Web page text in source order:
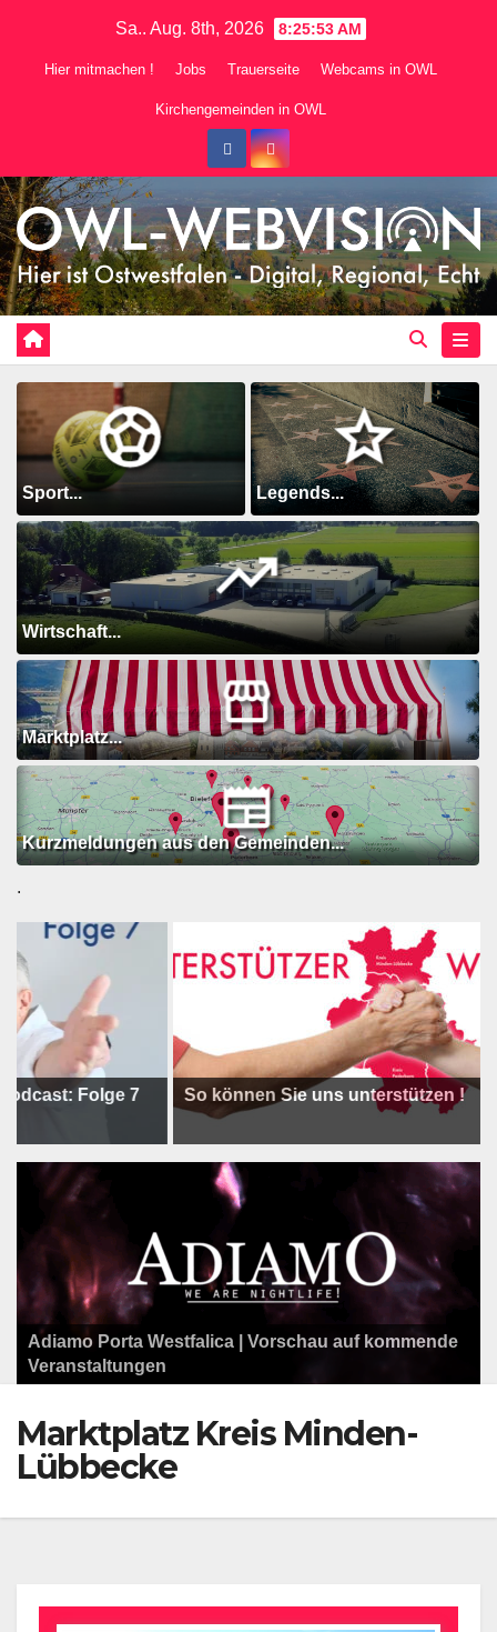
Sa.. Aug. 8th, 2026 8:25:54 AM
Hier mitmachen ! Jobs Trauerseite Webcams in OWL
Kirchengemeinden in OWL
Sport... Legends...
Wirtschaft...
Marktplatz...
Kurzmeldungen aus den Gemeinden...
.
Folge 7 So können Sie uns unterstützen !
Programm der Komödie am Klosterplatz.
Litfaßsäule Überregional
Adiamo Porta Westfalica | Vorschau auf kommende
Veranstaltungen
Litfaßsäule Überregional
Litfaßsäule Überregional
Marktplatz Kreis Minden-
Lübbecke